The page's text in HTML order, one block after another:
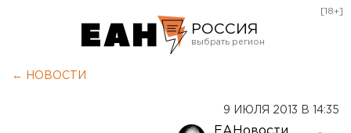
РОССИЯ
[18+]
← НОВОСТИ
9 ИЮЛЯ 2013 В 14:35